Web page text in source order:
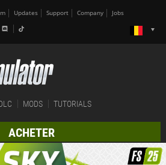
Updates Support Company Jobs
MODS TUTORIALS
ACHETER